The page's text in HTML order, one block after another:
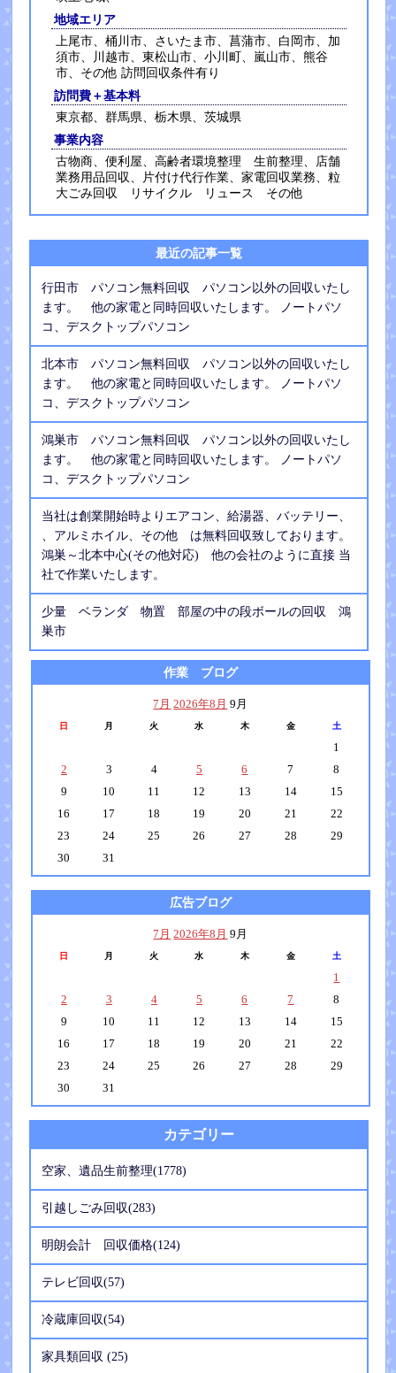
地域エリア
上尾市、桶川市、さいたま市、菖蒲市、白岡市、加
須市、川越市、東松山市、小川町、嵐山市、熊谷
市、その他 訪問回収条件有り
訪問費＋基本料
東京都、群馬県、栃木県、茨城県
事業内容
古物商、便利屋、高齢者環境整理 生前整理、店舗
業務用品回収、片付け代行作業、家電回収業務、粒
大ごみ回収 リサイクル リュース その他
最近の記事一覧
行田市 パソコン無料回収 パソコン以外の回収いたし
ます。 他の家電と同時回収いたします。 ノートパソ
コ、デスクトップパソコン
北本市 パソコン無料回収 パソコン以外の回収いたし
ます。 他の家電と同時回収いたします。 ノートパソ
コ、デスクトップパソコン
鴻巣市 パソコン無料回収 パソコン以外の回収いたし
ます。 他の家電と同時回収いたします。 ノートパソ
コ、デスクトップパソコン
当社は創業開始時よりエアコン、給湯器、バッテリー、
、アルミホイル、その他 は無料回収致しております。
鴻巣～北本中心(その他対応) 他の会社のように直接 当
社で作業いたします。
少量 ベランダ 物置 部屋の中の段ボールの回収 鴻
巣市
作業 ブログ
7月 2026年8月 9月
日 月 火 水 木 金 土
1
2
3 4 5 6 7
8
9
10 11 12 13 14
15
16
17 18 19 20 21
22
23
24 25 26 27 28
29
30
31
広告ブログ
7月 2026年8月 9月
日 月 火 水 木 金 土
1
2
3 4 5 6 7
8
9
10 11 12 13 14
15
16
17 18 19 20 21
22
23
24 25 26 27 28
29
30
31
カテゴリー
空家、遺品生前整理(1778)
引越しごみ回収(283)
明朗会計 回収価格(124)
テレビ回収(57)
冷蔵庫回収(54)
家具類回収 (25)